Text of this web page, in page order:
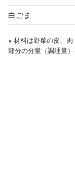
白ごま
※ 材料は野菜の皮、
部分の分量（調理量）